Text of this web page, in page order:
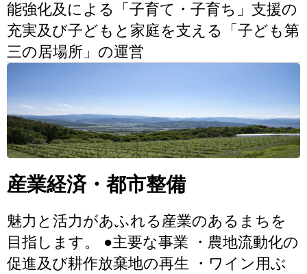
能強化及による「子育て・子育ち」支援の
充実及び子どもと家庭を支える「子ども第
三の居場所」の運営
産業経済・都市整備
魅力と活力があふれる産業のあるまちを
目指します。 ●主要な事業 ・農地流動化の
促進及び耕作放棄地の再生 ・ワイン用ぶ